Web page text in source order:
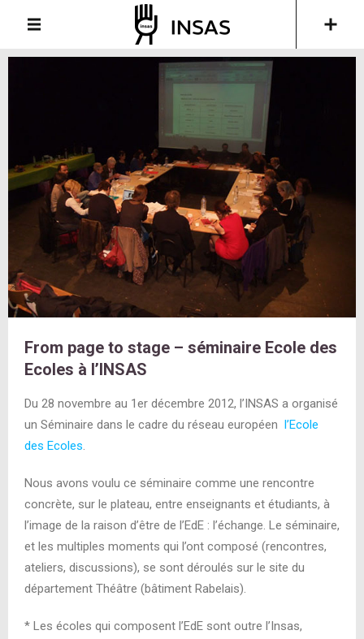
From page to stage – séminaire Ecole des
Ecoles à l’INSAS
Du 28 novembre au 1er décembre 2012, l’INSAS a organisé
un Séminaire dans le cadre du réseau européen l’Ecole
des Ecoles.
Nous avons voulu ce séminaire comme une rencontre
concrète, sur le plateau, entre enseignants et étudiants, à
l’image de la raison d’être de l’EdE : l’échange. Le séminaire,
et les multiples moments qui l’ont composé (rencontres,
ateliers, discussions), se sont déroulés sur le site du
département Théâtre (bâtiment Rabelais).
* Les écoles qui composent l’EdE sont outre l’Insas,